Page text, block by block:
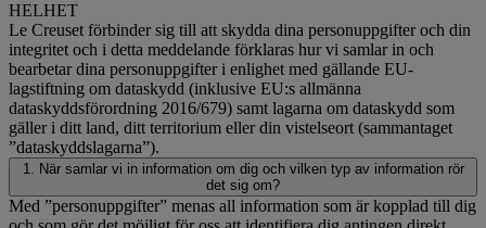
HELHET
Le Creuset förbinder sig till att skydda dina personuppgifter och din
integritet och i detta meddelande förklaras hur vi samlar in och
bearbetar dina personuppgifter i enlighet med gällande EU-
lagstiftning om dataskydd (inklusive EU:s allmänna
dataskyddsförordning 2016/679) samt lagarna om dataskydd som
gäller i ditt land, ditt territorium eller din vistelseort (sammantaget
”dataskyddslagarna”).
1. När samlar vi in information om dig och vilken typ av information rör
det sig om?
Med ”personuppgifter” menas all information som är kopplad till dig